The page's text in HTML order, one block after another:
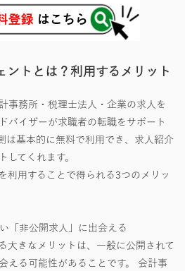
ントとは？利用するメリット
事務所・税理士法人・企業の求人を
バイザーが求職者の転職をサポート
は基本的に無料で利用でき、求人紹介
してくれます。
利用することで得られる3つのメリッ
「非公開求人」に出会える
大きなメリットは、一般に公開されて
える可能性があることです。 会計事